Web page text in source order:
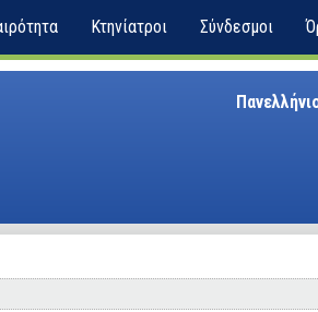
Κτηνίατροι Σύνδεσμοι